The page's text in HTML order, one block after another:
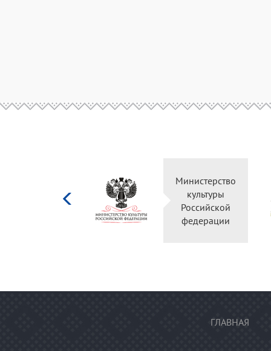
Министерство
культуры
Российской
федерации
ГЛАВНАЯ